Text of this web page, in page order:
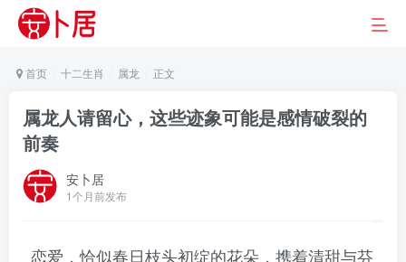
首页 十二生肖 属龙 正文
属龙人请留心，这些迹象可能是感情破裂的
前奏
安卜居
1个月前发布
恋爱，恰似春日枝头初绽的花朵，携着清甜与芬